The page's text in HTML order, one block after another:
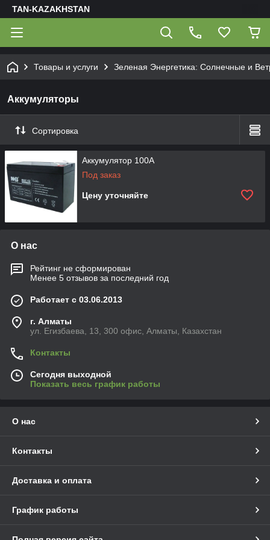
TAN-KAZAKHSTAN
Товары и услуги Зеленая Энергетика: Солнечные и
Аккумуляторы
Сортировка
Аккумулятор 100А
Под заказ
Цену уточняйте
О нас
Рейтинг не сформирован
Менее 5 отзывов за последний год
Работает с 03.06.2013
г. Алматы
ул. Егизбаева, 13, 300 офис, Алматы, Казахстан
Контакты
Сегодня выходной
Показать весь график работы
О нас
Контакты
Доставка и оплата
График работы